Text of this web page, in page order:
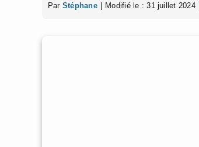
Par Stéphane Modifié le : 31 juillet 2024